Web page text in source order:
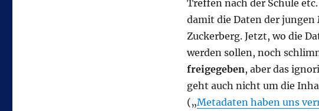
Treffen nach der Schule
damit die Daten der
Zuckerberg. Jetzt, wo die
werden sollen, noch
freigegeben, aber das
geht auch nicht um die
(„Metadaten haben uns